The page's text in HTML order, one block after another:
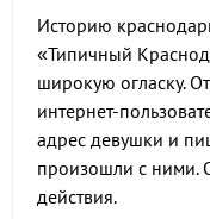
Историю
«Типичный
широкую огласку.
интернет-
адрес девушки и
произошли с ними.
действия.